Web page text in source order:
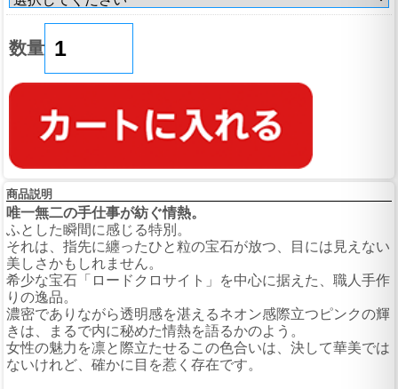
数量
商品説明
唯一無二の手仕事が紡ぐ情熱。
ふとした瞬間に感じる特別。
それは、指先に纏ったひと粒の宝石が放つ、目には見えない
美しさかもしれません。
希少な宝石「ロードクロサイト」を中心に据えた、職人手作
りの逸品。
濃密でありながら透明感を湛えるネオン感際立つピンクの輝
きは、まるで内に秘めた情熱を語るかのよう。
女性の魅力を凛と際立たせるこの色合いは、決して華美では
ないけれど、確かに目を惹く存在です。